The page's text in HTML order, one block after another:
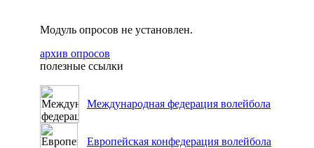
Модуль опросов не установлен.
архив опросов
полезные ссылки
Международная федерация волейбола
Европейская конфедерация волейбола